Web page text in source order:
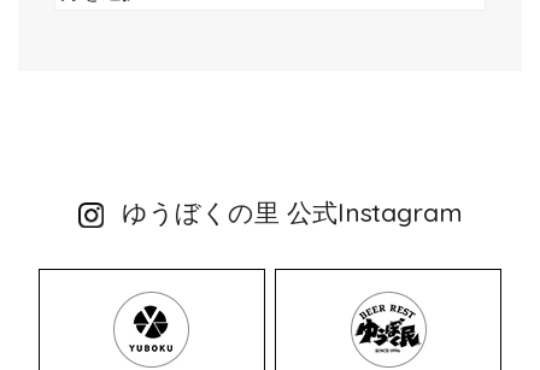
ゆうぼくの里 公式Instagram